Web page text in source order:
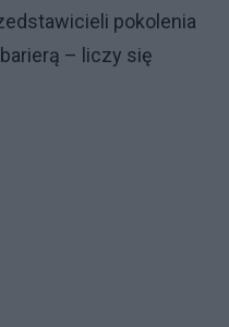
pokolenia
– liczy się